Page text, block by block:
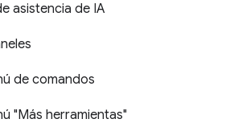
asistencia de IA
de comandos
"Más herramientas"